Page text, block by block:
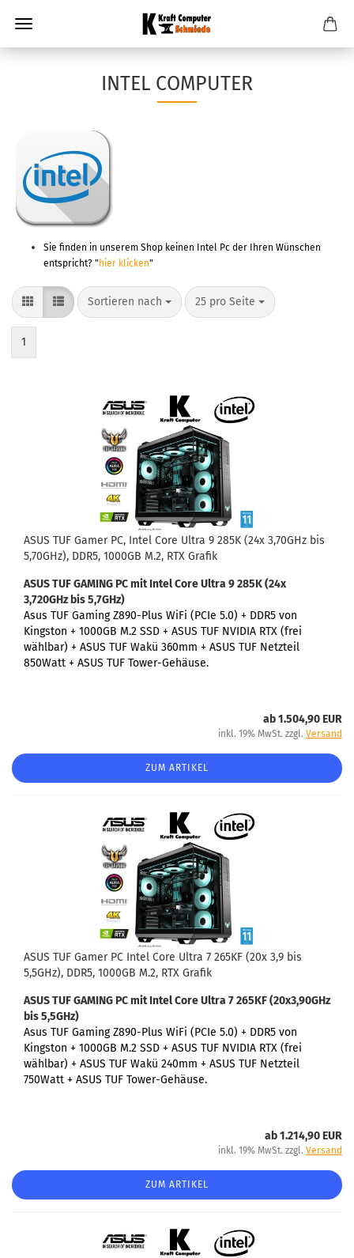
INTEL COMPUTER
Sie finden in unserem Shop keinen Intel Pc der Ihren Wünschen
entspricht? " hier klicken"
Sortieren nach 25 pro Seite
1
ASUS TUF Gamer PC, Intel Core Ultra 9 285K (24x 3,70GHz bis
5,70GHz), DDR5, 1000GB M.2, RTX Grafik
ASUS TUF GAMING PCmit Intel Core Ultra 9 285K (24x
3,720GHz bis 5,7GHz)
Asus TUF Gaming Z890-Plus WiFi (PCIe 5.0) + DDR5 von
Kingston + 1000GB M.2 SSD + ASUS TUF NVIDIA RTX (frei
wählbar) + ASUS TUF Wakü 360mm + ASUS TUF Netzteil
850Watt + ASUS TUF Tower-Gehäuse.
ab 1.504,90 EUR
inkl. 19% MwSt. zzgl. Versand
ZUM ARTIKEL
ASUS TUF Gamer PC Intel Core Ultra 7 265KF (20x 3,9 bis
5,5GHz), DDR5, 1000GB M.2, RTX Grafik
ASUS TUF GAMING PCmit Intel Core Ultra 7 265KF (20x3,90GHz
bis 5,5GHz)
Asus TUF Gaming Z890-Plus WiFi (PCIe 5.0) + DDR5 von
Kingston + 1000GB M.2 SSD + ASUS TUF NVIDIA RTX (frei
wählbar) + ASUS TUF Wakü 240mm + ASUS TUF Netzteil
750Watt + ASUS TUF Tower-Gehäuse.
ab 1.214,90 EUR
inkl. 19% MwSt. zzgl. Versand
ZUM ARTIKEL